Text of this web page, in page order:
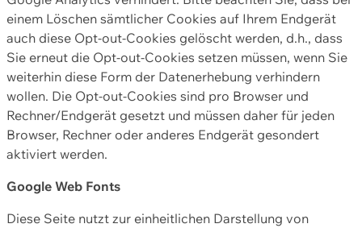
einem Löschen sämtlicher Cookies auf Ihrem Endgerät
auch diese Opt-out-Cookies gelöscht werden, d.h., dass
Sie erneut die Opt-out-Cookies setzen müssen, wenn Sie
weiterhin diese Form der Datenerhebung verhindern
wollen. Die Opt-out-Cookies sind pro Browser und
Rechner/Endgerät gesetzt und müssen daher für jeden
Browser, Rechner oder anderes Endgerät gesondert
aktiviert werden.
Google Web Fonts
Diese Seite nutzt zur einheitlichen Darstellung von